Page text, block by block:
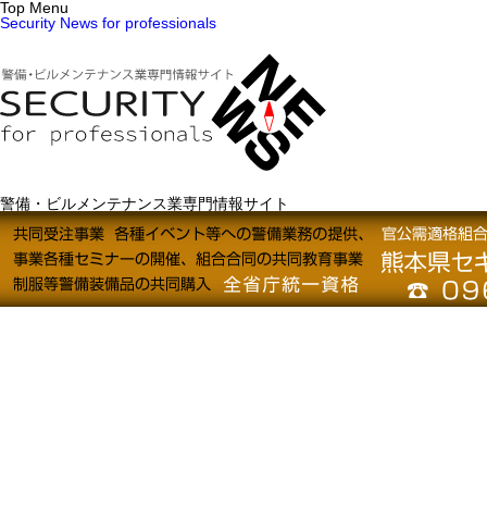
Top Menu
Security News for professionals
警備・ビルメンテナンス業専門情報サイト